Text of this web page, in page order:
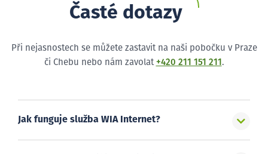
Časté dotazy
Při nejasnostech se můžete zastavit na naši pobočku v Praze
či Chebu nebo nám zavolat +420 211 151 211 .
Jak funguje služba WIA Internet?